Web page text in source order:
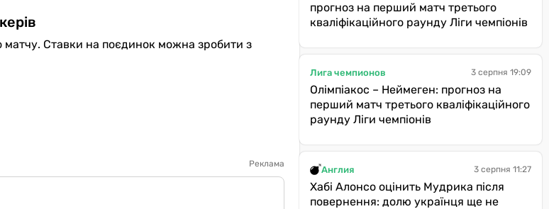
Ставки на поєдинок можна зробити з
Реклама
прогноз на перший матч третього
кваліфікаційного раунду Ліги чемпіонів
Лига чемпионов 3 серпня 19:09
Олімпіакос – Неймеген: прогноз на
перший матч третього кваліфікаційного
раунду Ліги чемпіонів
Англия 3 серпня 11:27
Хабі Алонсо оцінить Мудрика після
повернення: долю українця ще не